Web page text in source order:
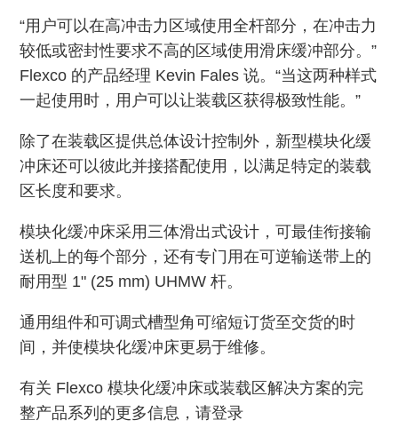
“用户可以在高冲击力区域使用全杆部分，在冲击力
较低或密封性要求不高的区域使用滑床缓冲部分。”
Flexco 的产品经理 Kevin Fales 说。“当这两种样式
一起使用时，用户可以让装载区获得极致性能。”
除了在装载区提供总体设计控制外，新型模块化缓
冲床还可以彼此并接搭配使用，以满足特定的装载
区长度和要求。
模块化缓冲床采用三体滑出式设计，可最佳衔接输
送机上的每个部分，还有专门用在可逆输送带上的
耐用型 1" (25 mm) UHMW 杆。
通用组件和可调式槽型角可缩短订货至交货的时
间，并使模块化缓冲床更易于维修。
有关 Flexco 模块化缓冲床或装载区解决方案的完
整产品系列的更多信息，请登录